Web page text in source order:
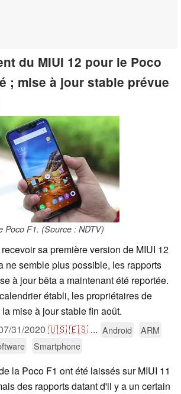
du MIUI 12 pour le Poco
; mise à jour stable prévue
Poco F1. (Source : NDTV)
sa première version de MIUI 12
ne semble plus possible, les rapports
à jour bêta a maintenant été reportée.
établi, les propriétaires de
mise à jour stable fin août.
31/2020 🇺🇸🇪🇸 ... Android
ARM
Smartphone
la Poco F1 ont été laissés sur MIUI 11
des rapports datant d'il y a un certain